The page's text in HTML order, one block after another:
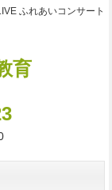
ふれあいコンサート
育